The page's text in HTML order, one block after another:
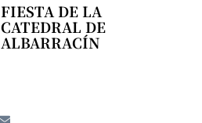
FIESTA DE LA
CATEDRAL DE
ALBARRACÍN